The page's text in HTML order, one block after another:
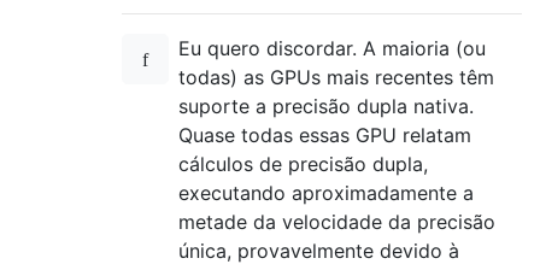
Eu quero discordar. A maioria (ou
todas) as GPUs mais recentes têm
suporte a precisão dupla nativa.
Quase todas essas GPU relatam
cálculos de precisão dupla,
executando aproximadamente a
metade da velocidade da precisão
única, provavelmente devido à